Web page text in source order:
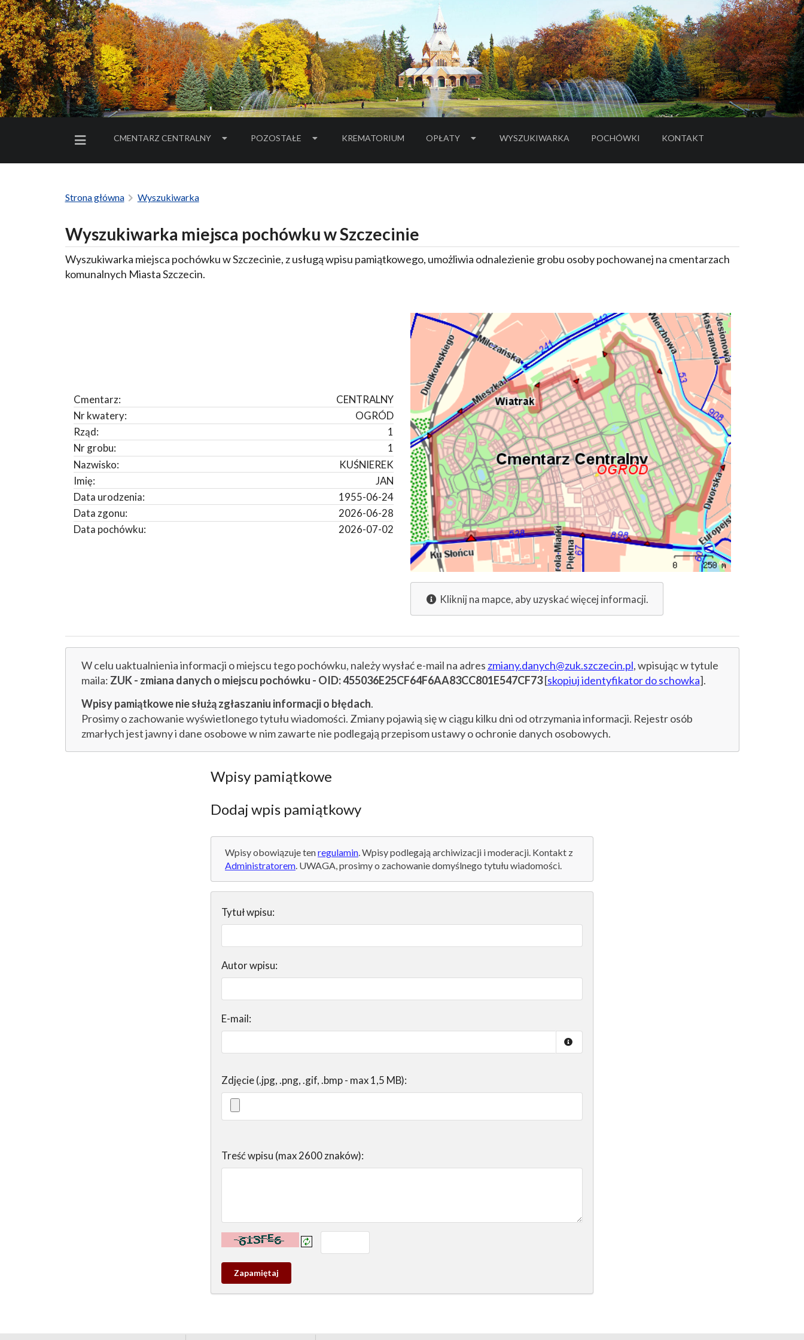
MENU BOCZNE
CMENTARZ CENTRALNY POZOSTAŁE KREMATORIUM OPŁATY WYSZUKIWARKA POCHÓWKI
- LINK DO SERWISU ZEWNĘTRZNEGO
KONTAKT
Strona główna Wyszukiwarka
Wyszukiwarka miejsca pochówku w Szczecinie
Wyszukiwarka miejsca pochówku w Szczecinie, z usługą wpisu pamiątkowego, umożliwia odnalezienie grobu osoby pochowanej na cmentarzach
komunalnych Miasta Szczecin.
CENTRALNY
Cmentarz:
OGRÓD
Nr kwatery:
1
Rząd:
1
Nr grobu:
KUŚNIEREK
Nazwisko:
JAN
Imię:
1955-06-24
Data urodzenia:
2026-06-28
Data zgonu:
2026-07-02
Data pochówku:
Kliknij na mapce, aby uzyskać więcej informacji.
W celu uaktualnienia informacji o miejscu tego pochówku, należy wysłać e-mail na adres zmiany.danych@zuk.szczecin.pl, wpisując w tytule
maila: ZUK - zmiana danych o miejscu pochówku - OID: 455036E25CF64F6AA83CC801E547CF73[skopiuj identyfikator do schowka].
Wpisy pamiątkowe nie służą zgłaszaniu informacji o błędach.
Prosimy o zachowanie wyświetlonego tytułu wiadomości. Zmiany pojawią się w ciągu kilku dni od otrzymania informacji. Rejestr osób
zmarłych jest jawny i dane osobowe w nim zawarte nie podlegają przepisom ustawy o ochronie danych osobowych.
Wpisy pamiątkowe
Dodaj wpis pamiątkowy
Wpisy obowiązuje tenregulamin . Wpisy podlegają archiwizacji i moderacji. Kontakt z
Administratorem . UWAGA, prosimy o zachowanie domyślnego tytułu wiadomości.
Tytuł wpisu:
Autor wpisu:
E-mail:
Zdjęcie (.jpg, .png, .gif, .bmp - max 1,5 MB):
Treść wpisu (max 2600 znaków):
Kontrola - wprowadź tekst z obrazka:
Zapamietaj
wpis